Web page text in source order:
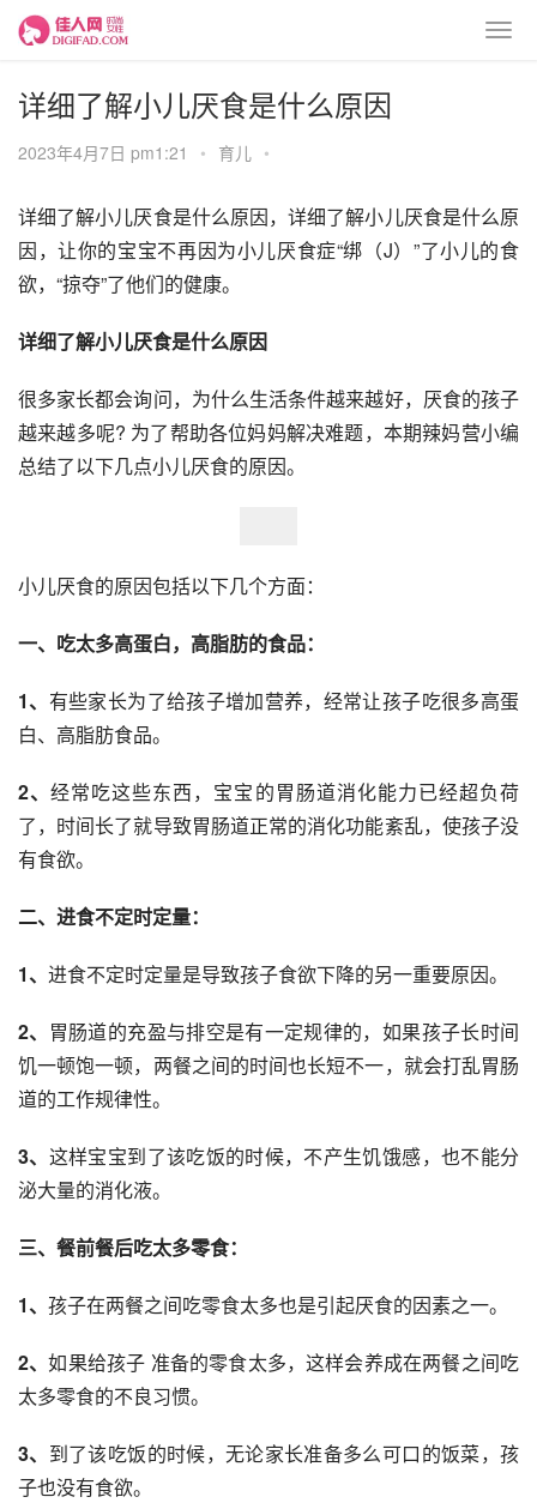
详细了解小儿厌食是什么原因
2023年4月7日 pm1:21 • 育儿 •
详细了解小儿厌食是什么原因，详细了解小儿厌食是什么原
因，让你的宝宝不再因为小儿厌食症“绑（J）”了小儿的食
欲，“掠夺”了他们的健康。
详细了解小儿厌食是什么原因
很多家长都会询问，为什么生活条件越来越好，厌食的孩子
越来越多呢? 为了帮助各位妈妈解决难题，本期辣妈营小编
总结了以下几点小儿厌食的原因。
小儿厌食的原因包括以下几个方面：
一、吃太多高蛋白，高脂肪的食品：
1、 有些家长为了给孩子增加营养，经常让孩子吃很多高蛋
白、高脂肪食品。
2、经常吃这些东西，宝宝的胃肠道消化能力已经超负荷
了，时间长了就导致胃肠道正常的消化功能紊乱，使孩子没
有食欲。
二、进食不定时定量：
1、 进食不定时定量是导致孩子食欲下降的另一重要原因。
2、 胃肠道的充盈与排空是有一定规律的，如果孩子长时间
饥一顿饱一顿，两餐之间的时间也长短不一，就会打乱胃肠
道的工作规律性。
3、 这样宝宝到了该吃饭的时候，不产生饥饿感，也不能分
泌大量的消化液。
三、餐前餐后吃太多零食：
1、 孩子在两餐之间吃零食太多也是引起厌食的因素之一。
2、如果给孩子 准备的零食太多，这样会养成在两餐之间吃
太多零食的不良习惯。
3、 到了该吃饭的时候，无论家长准备多么可口的饭菜，孩
子也没有食欲。